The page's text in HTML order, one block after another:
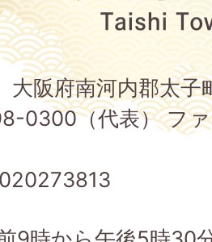
阪府南河内郡太子
0300（代表） フ